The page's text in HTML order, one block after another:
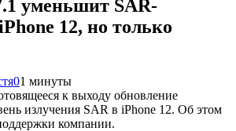
уменьшит SAR-
12, но только
01 минуты
к выходу обновление
излучения SAR в iPhone 12. Об этом
компании.